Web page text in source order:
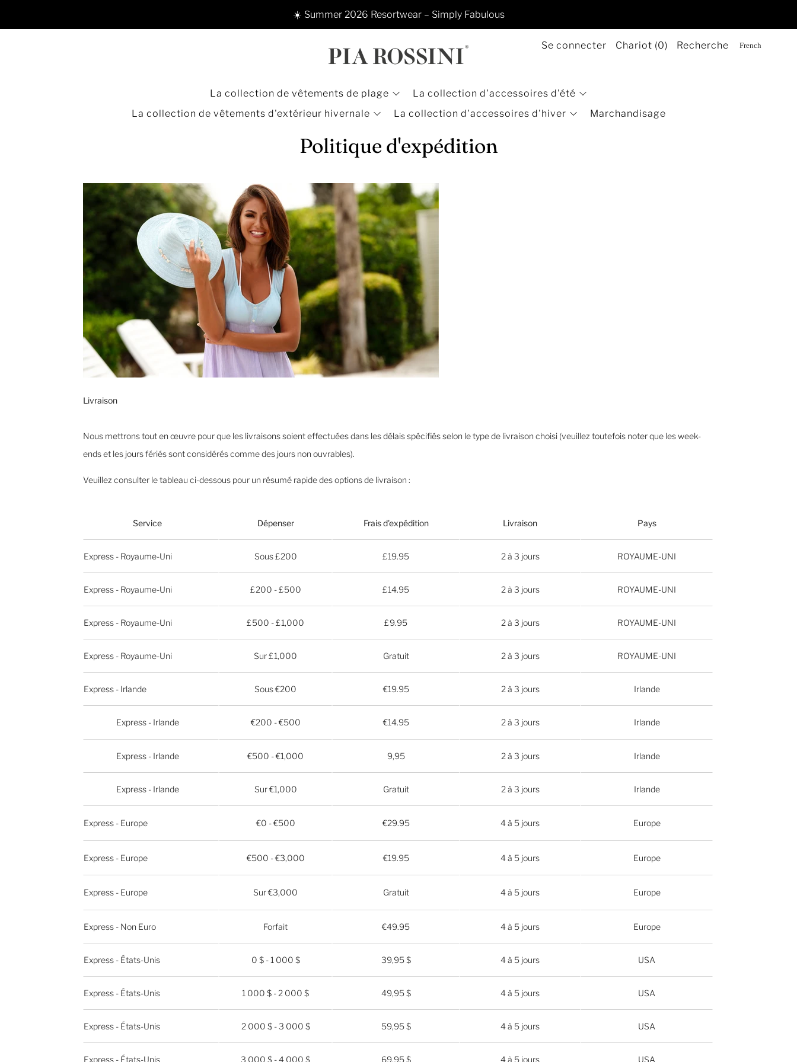
☀️ Summer 2026 Resortwear – Simply Fabulous
La collection de vêtements de plage
La collection d'accessoires d'été
La collection de vêtements d'extérieur hivernale
La collection d'accessoires d'hiver Marchandisage
Se connecter Chariot (0) Recherche
Politique d'expédition
Livraison
Nous mettrons tout en œuvre pour que les livraisons soient effectuées dans les délais spécifiés selon le type de livraison choisi (veuillez toutefois noter que les week-
ends et les jours fériés sont considérés comme des jours non ouvrables).
Veuillez consulter le tableau ci-dessous pour un résumé rapide des options de livraison :
Service Dépenser Frais d'expédition Livraison Pays
Express - Royaume-Uni Sous £200 £19.95 2 à 3 jours ROYAUME-UNI
Express - Royaume-Uni £200 - £500 £14.95 2 à 3 jours ROYAUME-UNI
Express - Royaume-Uni £500 - £1,000 £9.95 2 à 3 jours ROYAUME-UNI
Express - Royaume-Uni Sur £1,000 Gratuit 2 à 3 jours ROYAUME-UNI
Express - Irlande Sous €200 €19.95 2 à 3 jours Irlande
Express - Irlande €200 - €500 €14.95 2 à 3 jours Irlande
Express - Irlande €500 - €1,000 9,95 2 à 3 jours Irlande
Express - Irlande Sur €1,000 Gratuit 2 à 3 jours Irlande
Express - Europe €0 - €500 €29.95 4 à 5 jours Europe
Express - Europe €500 - €3,000 €19.95 4 à 5 jours Europe
Express - Europe Sur €3,000 Gratuit 4 à 5 jours Europe
Express - Non Euro Forfait €49.95 4 à 5 jours Europe
Express - États-Unis 0 $ - 1 000 $ 39,95 $ 4 à 5 jours USA
Express - États-Unis 1 000 $ - 2 000 $ 49,95 $ 4 à 5 jours USA
Express - États-Unis 2 000 $ - 3 000 $ 59,95 $ 4 à 5 jours USA
Express - États-Unis 3 000 $ - 4 000 $ 69,95 $ 4 à 5 jours USA